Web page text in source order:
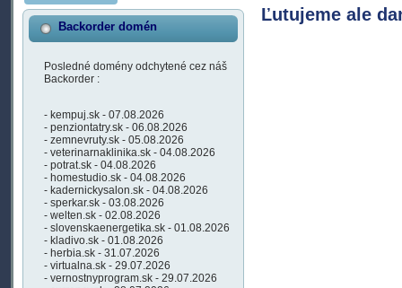
Backorder domén
Posledné domény odchytené cez náš
Backorder :
- kempuj.sk - 07.08.2026
- penziontatry.sk - 06.08.2026
- zemnevruty.sk - 05.08.2026
- veterinarnaklinika.sk - 04.08.2026
- potrat.sk - 04.08.2026
- homestudio.sk - 04.08.2026
- kadernickysalon.sk - 04.08.2026
- sperkar.sk - 03.08.2026
- welten.sk - 02.08.2026
- slovenskaenergetika.sk - 01.08.2026
- kladivo.sk - 01.08.2026
- herbia.sk - 31.07.2026
- virtualna.sk - 29.07.2026
- vernostnyprogram.sk - 29.07.2026
Ľutujeme ale